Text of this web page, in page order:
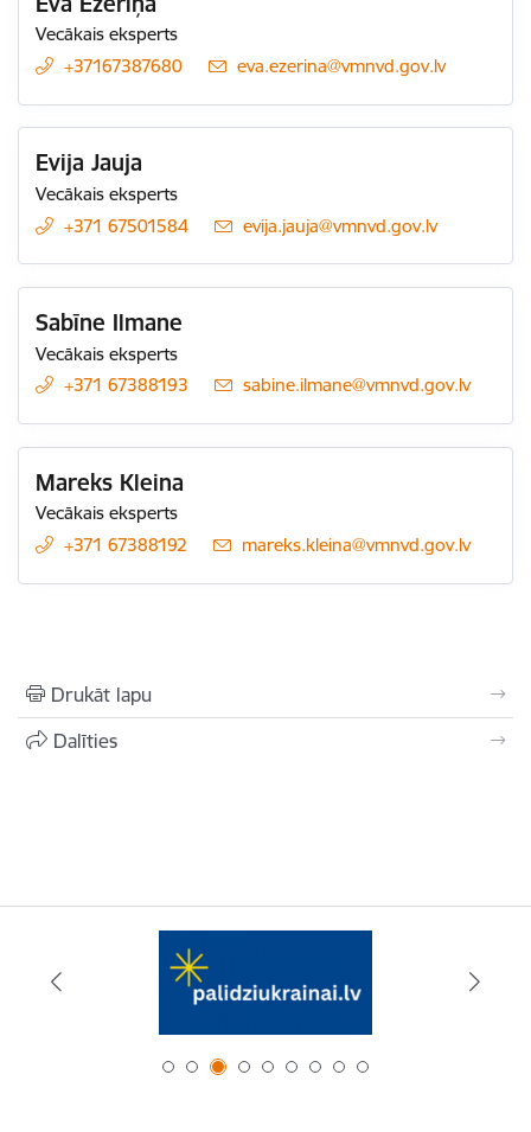
Vecākais eksperts
+37167387680
E-pasts:
eva.ezerina@vmnvd.gov.lv
Evija Jauja
Vecākais eksperts
+371 67501584
E-pasts:
evija.jauja@vmnvd.gov.lv
Sabīne Ilmane
Vecākais eksperts
+371 67388193
E-pasts:
sabine.ilmane@vmnvd.gov.lv
Mareks Kleina
Vecākais eksperts
+371 67388192
E-pasts:
mareks.kleina@vmnvd.gov.lv
Drukāt lapu
Dalīties